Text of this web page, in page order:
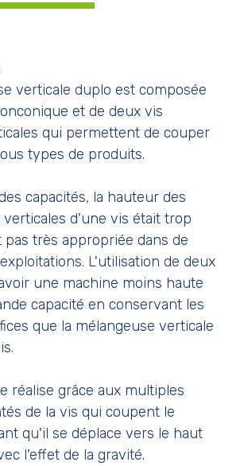
verticale duplo est composée
et de deux vis
qui permettent de couper
types de produits.
capacités, la hauteur des
verticales d'une vis était trop
très appropriée dans de
L'utilisation de deux
une machine moins haute
capacité en conservant les
que la mélangeuse verticale
réalise grâce aux multiples
de la vis qui coupent le
qu'il se déplace vers le haut
l'effet de la gravité.